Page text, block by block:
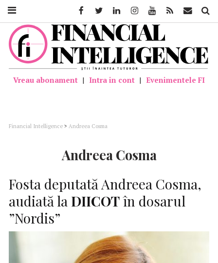
Vreau abonament | Intra in cont | Evenimentele FI
Financial Intelligence > Andreea Cosma
Andreea Cosma
Fosta deputată Andreea Cosma,
audiată la DIICOTîn dosarul
”Nordis”
FacebookTwitter LinkedinInstagramYoutube Feed Mail